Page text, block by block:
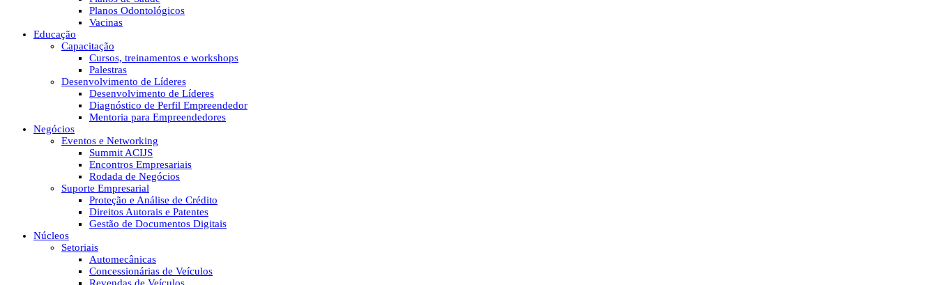
Planos Odontológicos
Vacinas
Educação
Capacitação
Cursos, treinamentos e workshops
Palestras
Desenvolvimento de Líderes
Desenvolvimento de Líderes
Diagnóstico de Perfil Empreendedor
Mentoria para Empreendedores
Negócios
Eventos e Networking
Summit ACIJS
Encontros Empresariais
Rodada de Negócios
Suporte Empresarial
Proteção e Análise de Crédito
Direitos Autorais e Patentes
Gestão de Documentos Digitais
Núcleos
Setoriais
Automecânicas
Concessionárias de Veículos